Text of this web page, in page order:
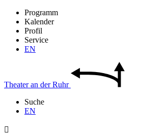
Programm
Kalender
Profil
Service
EN
Theateran derRuhr
Suche
EN
